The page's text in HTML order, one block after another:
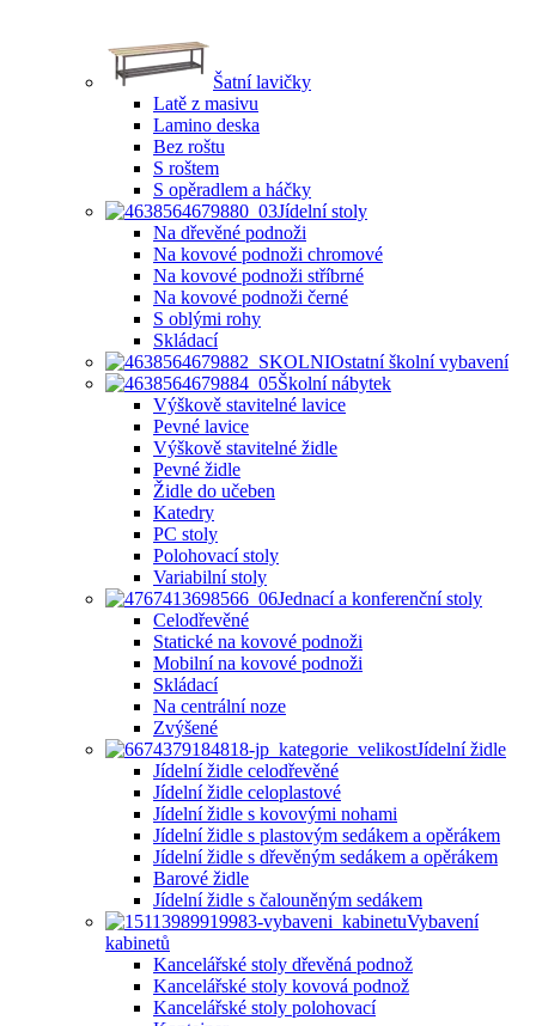
Šatní lavičky
Latě z masivu
Lamino deska
Bez roštu
S roštem
S opěradlem a háčky
Jídelní stoly
Na dřevěné podnoži
Na kovové podnoži chromové
Na kovové podnoži stříbrné
Na kovové podnoži černé
S oblými rohy
Skládací
Ostatní školní vybavení
Školní nábytek
Výškově stavitelné lavice
Pevné lavice
Výškově stavitelné židle
Pevné židle
Židle do učeben
Katedry
PC stoly
Polohovací stoly
Variabilní stoly
Jednací a konferenční stoly
Celodřevěné
Statické na kovové podnoži
Mobilní na kovové podnoži
Skládací
Na centrální noze
Zvýšené
Jídelní židle
Jídelní židle celodřevěné
Jídelní židle celoplastové
Jídelní židle s kovovými nohami
Jídelní židle s plastovým sedákem a opěrákem
Jídelní židle s dřevěným sedákem a opěrákem
Barové židle
Jídelní židle s čalouněným sedákem
Vybavení
kabinetů
Kancelářské stoly dřevěná podnož
Kancelářské stoly kovová podnož
Kancelářské stoly polohovací